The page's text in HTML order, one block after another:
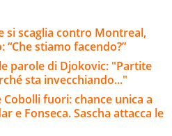
si scaglia contro Montreal,
stiamo facendo?”
parole di Djokovic: "Partite
sta invecchiando..."
fuori: chance unica a
e Fonseca. Sascha attacca le